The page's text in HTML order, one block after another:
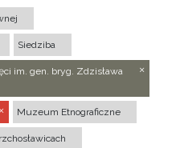
Siedziba
im. gen. bryg. Zdzisława
Muzeum Etnograficzne